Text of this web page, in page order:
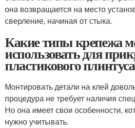
она возвращается на место
сверление, начиная от стыка.
Какие типы крепежа
использовать для
пластикового
Монтировать детали на клей
процедура не требует наличия
Но она имеет свои особенности,
нужно учитывать.